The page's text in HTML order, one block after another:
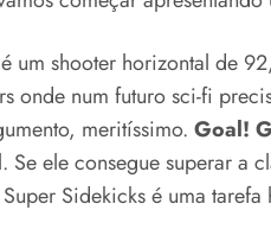
é um shooter horizontal de
onde num futuro sci-fi
meritíssimo. Goal!
Se ele consegue superar a
Sidekicks é uma tarefa